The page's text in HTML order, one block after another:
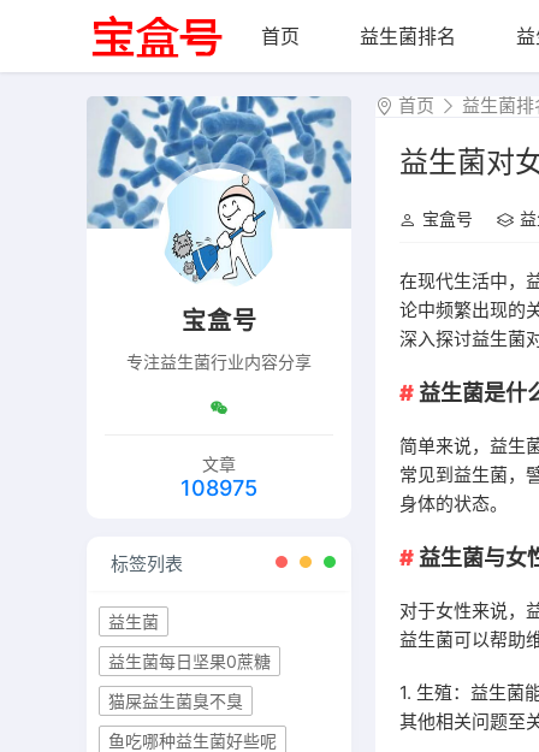
首页 益生菌排名
宝盒号
专注益生菌行业内容分享
文章
108975
标签列表
益生菌
益生菌每日坚果0蔗糖
猫屎益生菌臭不臭
鱼吃哪种益生菌好些呢
首页 益生菌排
益生菌对
宝盒号
在现代生活中，
论中频繁出现的
深入探讨益生菌
益生菌是什
简单来说，益生
常见到益生菌，
身体的状态。
益生菌与女
对于女性来说，
益生菌可以帮助
1. 生殖：益生菌
其他相关问题至